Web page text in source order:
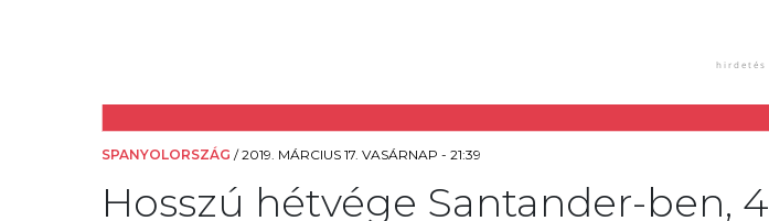
SPANYOLORSZÁG /2019. MÁRCIUS 17. VASÁRNAP - 21:39
Hosszú hétvége Santander-ben, 4